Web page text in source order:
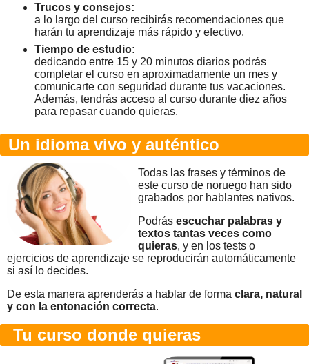
Trucos y consejos:
a lo largo del curso recibirás recomendaciones que
harán tu aprendizaje más rápido y efectivo.
Tiempo de estudio:
dedicando entre 15 y 20 minutos diarios podrás
completar el curso en aproximadamente un mes y
comunicarte con seguridad durante tus vacaciones.
Además, tendrás acceso al curso durante diez años
para repasar cuando quieras.
Un idioma vivo y auténtico
Todas las frases y términos de
este curso de noruego han sido
grabados por hablantes nativos.
Podrás escuchar palabras y
textos tantas veces como
quieras, y en los tests o
ejercicios de aprendizaje se reproducirán automáticamente
si así lo decides.
De esta manera aprenderás a hablar de forma clara, natural
y con la entonación correcta.
Tu curso donde quieras